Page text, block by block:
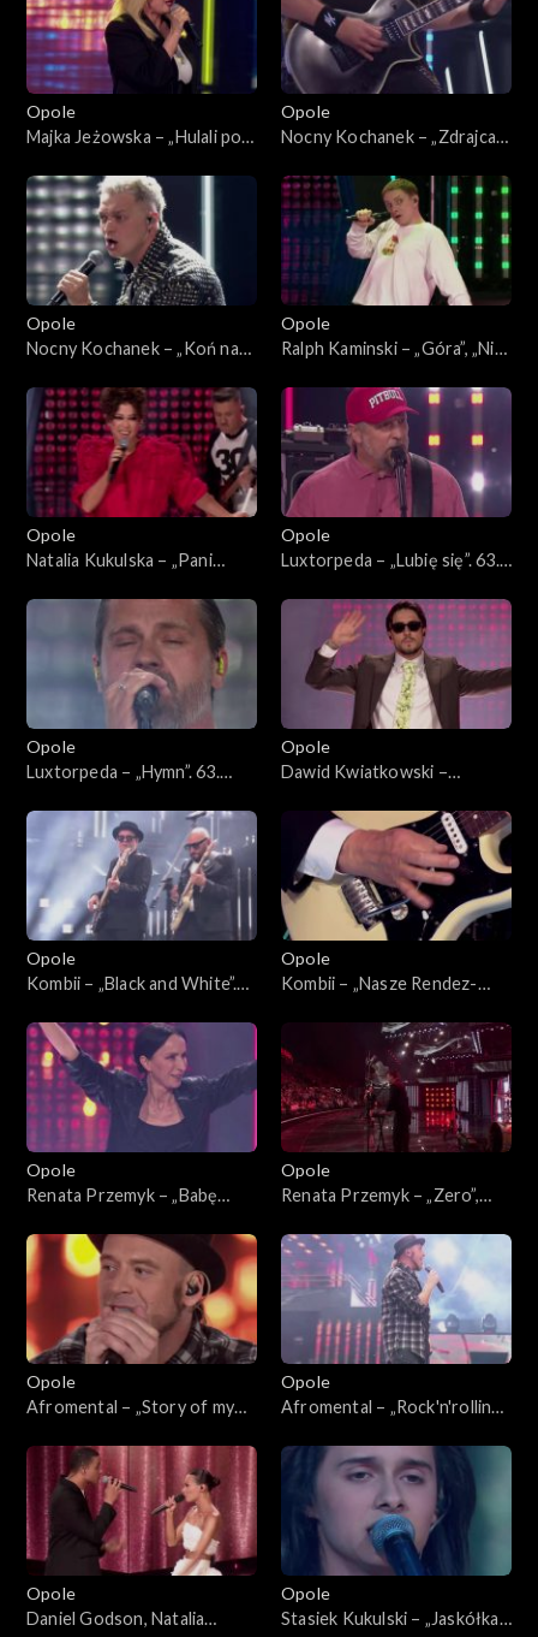
Opole
Majka Jeżowska – „Hulali po
„SuperJedynki”
Opole
Nocny Kochanek – „Zdrajca
„SuperJedynki”
Opole
Nocny Kochanek – „Koń na
Koncert „SuperJedynki”
Opole
Ralph Kaminski – „Góra”, „Nie
Rafała”. 63. KFPP: Koncert
„SuperJedynki”
Opole
Natalia Kukulska – „Pani
więcej Ciebie tym mniej”,
„Kobieta”, „W biegu”,
„Dobrostan”, „Światło”, „Sexi
flexi”. 63. KFPP: Koncert
„SuperJedynki”
Opole
Luxtorpeda – „Lubię się”. 63.
„SuperJedynki”
Opole
Luxtorpeda – „Hymn”. 63.
„SuperJedynki”
Opole
Dawid Kwiatkowski –
niebo”, „Proste”. 63. KFPP:
Koncert „SuperJedynki”
Opole
Kombii – „Black and White”.
„SuperJedynki”
Opole
Kombii – „Nasze Rendez-
„SuperJedynki”
Opole
Renata Przemyk – „Babę
Koncert „SuperJedynki”
Opole
Renata Przemyk – „Zero”,
Koncert „SuperJedynki”
Opole
Afromental – „Story of my
„SuperJedynki”
Opole
Afromental – „Rock'n'rolling
„SuperJedynki”
Opole
Daniel Godson, Natalia
Opole
Stasiek Kukulski – „Jaskółka”.